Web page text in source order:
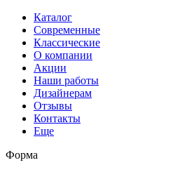
Каталог
Современные
Классические
О компании
Акции
Наши работы
Дизайнерам
Отзывы
Контакты
Еще
Форма